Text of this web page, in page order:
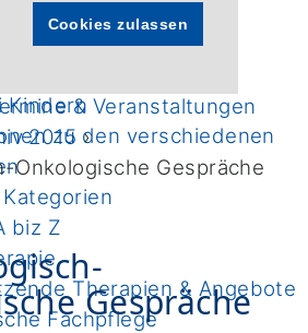
Cookies zulassen
Kindern
zu den verschiedenen
biz Z
Therapien & Angebote
Fachpflege
und
& Veranstaltungen
2015 ›
Onkologische Gespräche
Gespräche